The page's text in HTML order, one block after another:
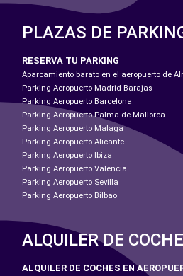
PLAZAS DE
RESERVA TU PARKING
Aparcamiento barato en el aeropuerto de
Parking Aeropuerto Madrid-Barajas
Parking Aeropuerto Barcelona
Parking Aeropuerto Palma de Mallorca
Parking Aeropuerto Malaga
Parking Aeropuerto Alicante
Parking Aeropuerto Ibiza
Parking Aeropuerto Valencia
Parking Aeropuerto Sevilla
Parking Aeropuerto Bilbao
ALQUILER DE COCHE
ALQUILER DE COCHES EN